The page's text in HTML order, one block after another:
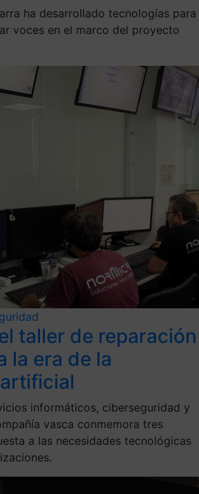
ha desarrollado tecnologías para
voces en el marco del proyecto
taller de reparación
la era de la
informáticos, ciberseguridad y
vasca conmemora tres
a las necesidades tecnológicas